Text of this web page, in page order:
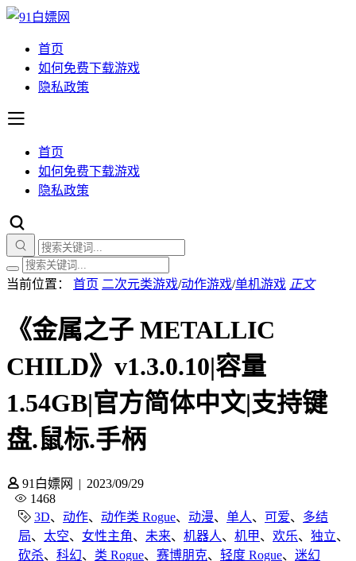
首页
如何免费下载游戏
隐私政策
首页
如何免费下载游戏
隐私政策
当前位置： 首页 二次元类游戏/动作游戏/单机游戏 正文
《金属之子 METALLIC
CHILD》v1.3.0.10|容量
1.54GB|官方简体中文|支持键
盘.鼠标.手柄
91白嫖网 | 2023/09/29
1468
3D、 动作、 动作类 Rogue、 动漫、 单人、 可爱、 多结
局、 太空、 女性主角、 未来、 机器人、 机甲、 欢乐、 独立、
砍杀、 科幻、 类 Rogue、 赛博朋克、 轻度 Rogue、 迷幻